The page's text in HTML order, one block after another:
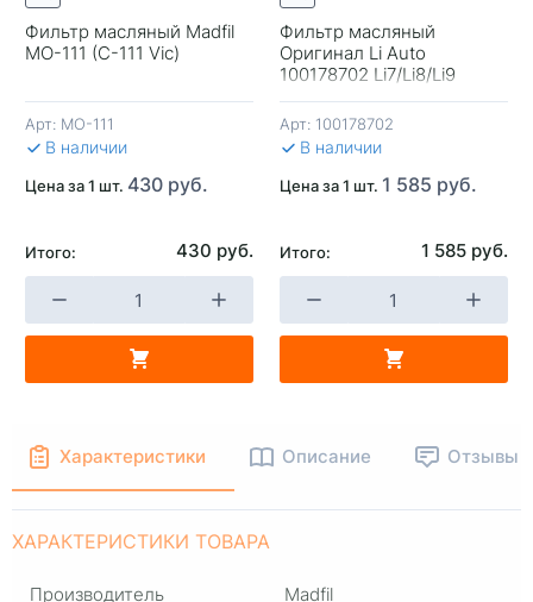
Фильтр масляный Madfil
MO-111 (C-111 Vic)
Арт: MO-111
В наличии
Цена за 1 шт. 430 руб.
Итого: 430 руб.
Фильтр масляный
Оригинал Li Auto
100178702 Li7/Li8/Li9
Арт: 100178702
В наличии
Цена за 1 шт. 1 585 руб.
Итого: 1 585 руб.
КОРЗИНУ
+
В КОРЗИНУ
Характеристики Описание Отзывы
ХАРАКТЕРИСТИКИ ТОВАРА
Производитель Madfil